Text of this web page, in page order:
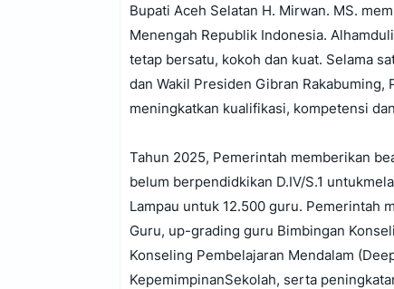
Bupati Aceh Selatan H. Mirwan. MS.
Menengah Republik Indonesia.
tetap bersatu, kokoh dan kuat. Selama
dan Wakil Presiden Gibran
meningkatkan kualifikasi, kompetensi
Tahun 2025, Pemerintah memberikan
belum berpendidkikan D.IV/S.1
Lampau untuk 12.500 guru. Pemerintah
Guru, up-grading guru Bimbingan
Konseling Pembelajaran Mendalam
KepemimpinanSekolah, serta